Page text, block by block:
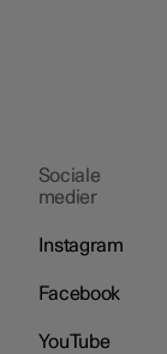
Sociale
medier
Instagram
Facebook
YouTube